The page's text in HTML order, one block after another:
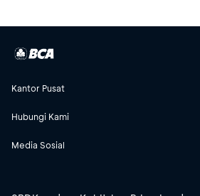
Kantor Pusat
Hubungi Kami
Media Sosial